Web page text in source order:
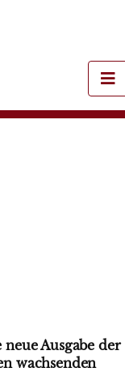
Ausgabe der
wachsenden